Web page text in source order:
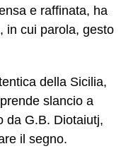
e raffinata, ha
in cui parola, gesto
della Sicilia,
slancio a
da G.B. Diotaiutj,
il segno.